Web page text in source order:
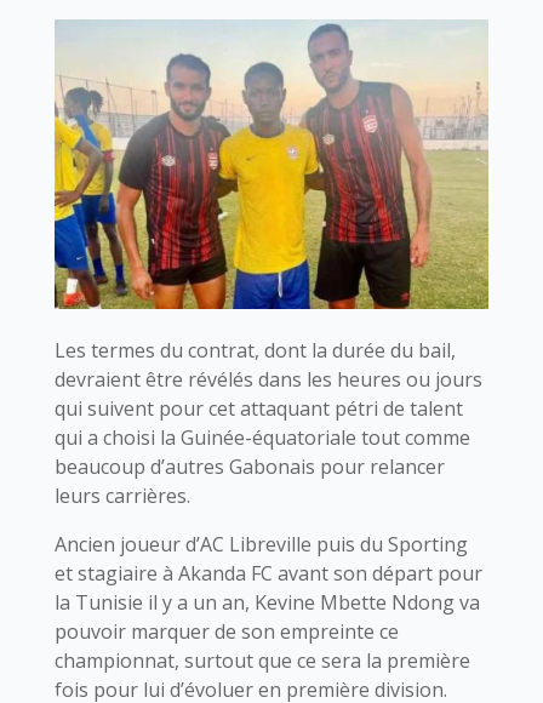
Les termes du contrat, dont la durée du bail,
devraient être révélés dans les heures ou jours
qui suivent pour cet attaquant pétri de talent
qui a choisi la Guinée-équatoriale tout comme
beaucoup d’autres Gabonais pour relancer
leurs carrières.
Ancien joueur d’AC Libreville puis du Sporting
et stagiaire à Akanda FC avant son départ pour
la Tunisie il y a un an, Kevine Mbette Ndong va
pouvoir marquer de son empreinte ce
championnat, surtout que ce sera la première
fois pour lui d’évoluer en première division.